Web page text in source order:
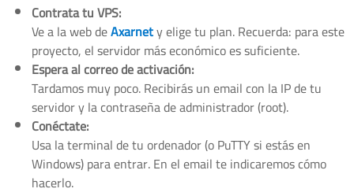
Contrata tu VPS:
Ve a la web deAxarnety elige tu plan. Recuerda: para este
proyecto, el servidor más económico es suficiente.
Espera al correo de activación:
Tardamos muy poco. Recibirás un email con la IP de tu
servidor y la contraseña de administrador (root).
Conéctate:
Usa la terminal de tu ordenador (o PuTTY si estás en
Windows) para entrar. En el email te indicaremos cómo
hacerlo.